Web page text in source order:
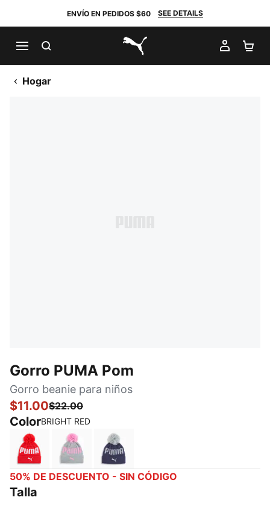
ENVÍO EN PEDIDOS $60 SEE DETAILS
PUMA.com
MI
Hogar
Gorro PUMA Pom
Gorro beanie para niños
$11.00$22.00
ColorBRIGHT RED
BRIGHT REDGREY/PINKNAVY
50% DE DESCUENTO - SIN CÓDIGO
Talla